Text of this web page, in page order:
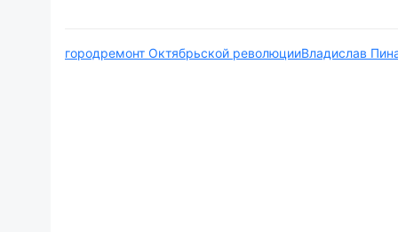
городремонт Октябрьской революцииВладислав